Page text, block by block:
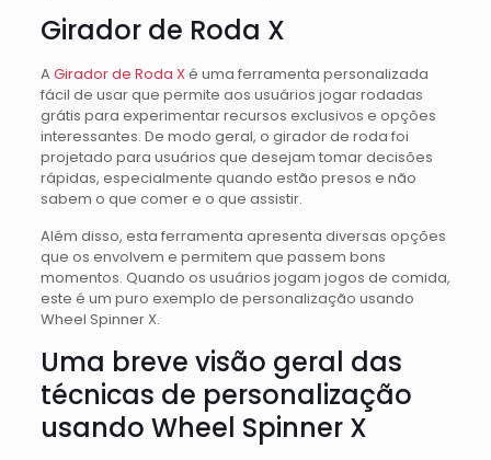
Girador de Roda X
A Girador de Roda Xé uma ferramenta personalizada
fácil de usar que permite aos usuários jogar rodadas
grátis para experimentar recursos exclusivos e opções
interessantes. De modo geral, o girador de roda foi
projetado para usuários que desejam tomar decisões
rápidas, especialmente quando estão presos e não
sabem o que comer e o que assistir.
Além disso, esta ferramenta apresenta diversas opções
que os envolvem e permitem que passem bons
momentos. Quando os usuários jogam jogos de comida,
este é um puro exemplo de personalização usando
Wheel Spinner X.
Uma breve visão geral das
técnicas de personalização
usando Wheel Spinner X